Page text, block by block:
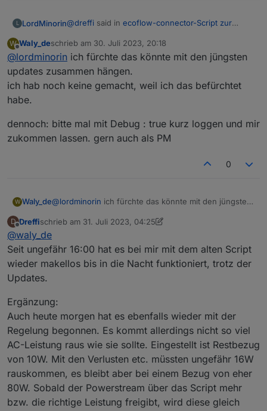
L LordMinorin@dreffi said in ecoflow-connector-Script zur
@ waly_desaid inecoflow-connector-Script
zur dynamischen Leistungsanpassung
Wie prüfe ich das? Ich habe Protobuf und
anscheinend nicht decodiert.
Hab seid heute dasselbe Problem
Hatte mal die neue Version reigeschrieben.
geschrieben, sondern die Werte einfach nicht
W
Offline
Waly_deschrieb am 30. Juli 2023, 20:18
zuletzt editiert von
@lordminorin ich fürchte das könnte mit den jüngsten
updates zusammen hängen.
ich hab noch keine gemacht, weil ich das befürchtet
habe.
dennoch: bitte mal mit Debug : true kurz loggen und mir
zukommen lassen. gern auch als PM
0
W Waly_de@lordminorin ich fürchte das könnte mit den jüngsten
ich hab noch keine gemacht, weil ich das befürchtet
dennoch: bitte mal mit Debug : true kurz loggen und
D
Offline
Dreffischrieb am 31. Juli 2023, 04:25
zuletzt editiert von Dreffi
@waly_de
Seit ungefähr 16:00 hat es bei mir mit dem alten Script
wieder makellos bis in die Nacht funktioniert, trotz der
Updates.
Ergänzung:
Auch heute morgen hat es ebenfalls wieder mit der
Regelung begonnen. Es kommt allerdings nicht so viel
AC-Leistung raus wie sie sollte. Eingestellt ist Restbezug
von 10W. Mit den Verlusten etc. müssten ungefähr 16W
rauskommen, es bleibt aber bei einem Bezug von eher
80W. Sobald der Powerstream über das Script mehr
bzw. die richtige Leistung freigibt, wird diese gleich